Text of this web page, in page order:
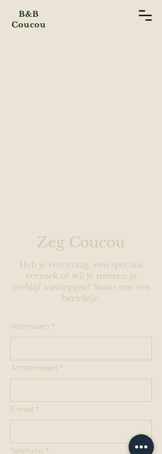
B&B
Coucou
Zeg Coucou
Heb je een vraag, een speciaal
verzoek of wil je meteen je
verblijf vastleggen? Stuur ons een
berichtje.
Voornaam *
Achternaam *
E-mail *
Telefoon *